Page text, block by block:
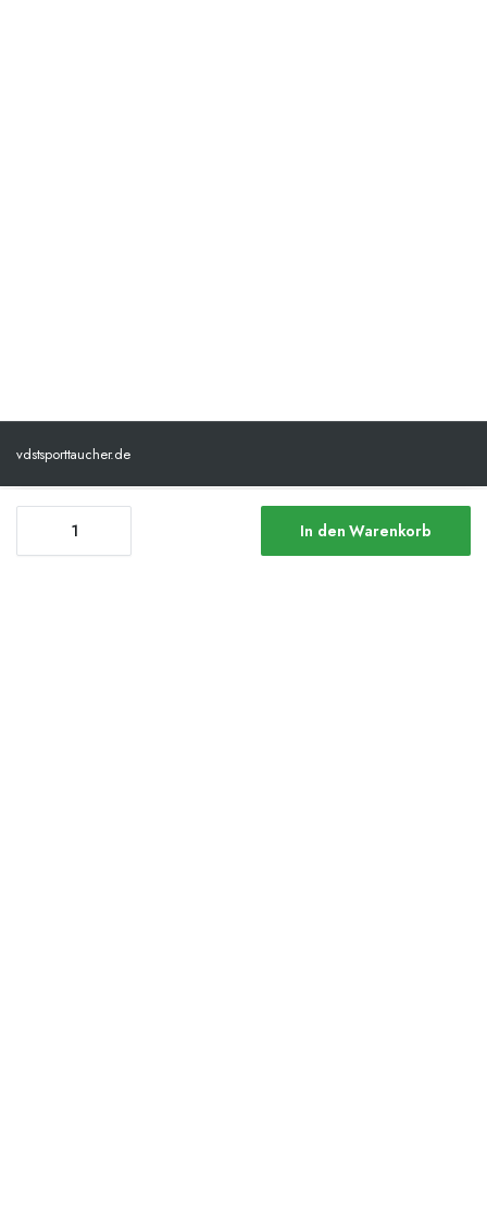
2023-
2
In den Warenkorb
vdstsporttaucher.de
Store Search Account Categories